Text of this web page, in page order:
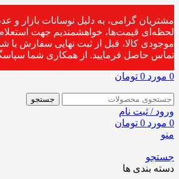
مشتریان گرامی، به دلیل نوسانات بازار و
لحظه‌ای قیمت‌ها، خواهشمندیم جهت
موجودی کالا، قبل از ثبت نهایی سفارش با
تماس حاصل فرمایید. از همکاری شما
0 مورد 0 تومان
جستجو
ورود / ثبت نام
0 مورد 0 تومان
منو
جستجو
دسته بندی ها